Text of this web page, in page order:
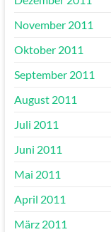
November 2011
Oktober 2011
September 2011
August 2011
Juli 2011
Juni 2011
Mai 2011
April 2011
März 2011